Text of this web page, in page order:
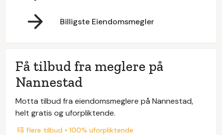
Billigste Eiendomsmegler
Få tilbud fra meglere på
Nannestad
Motta tilbud fra eiendomsmeglere på Nannestad,
helt gratis og uforpliktende.
Få flere tilbud • 100% uforpliktende